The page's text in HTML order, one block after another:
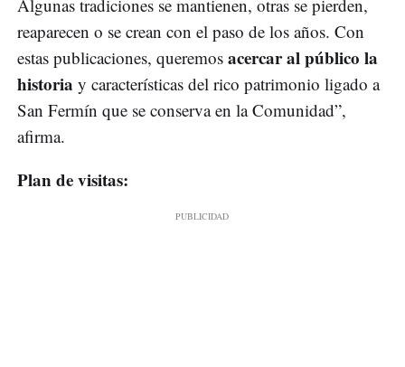
Algunas tradiciones se mantienen, otras se pierden,
reaparecen o se crean con el paso de los años. Con
estas publicaciones, queremos acercar al público la
historia y características del rico patrimonio ligado a
San Fermín que se conserva en la Comunidad”,
afirma.
Plan de visitas: